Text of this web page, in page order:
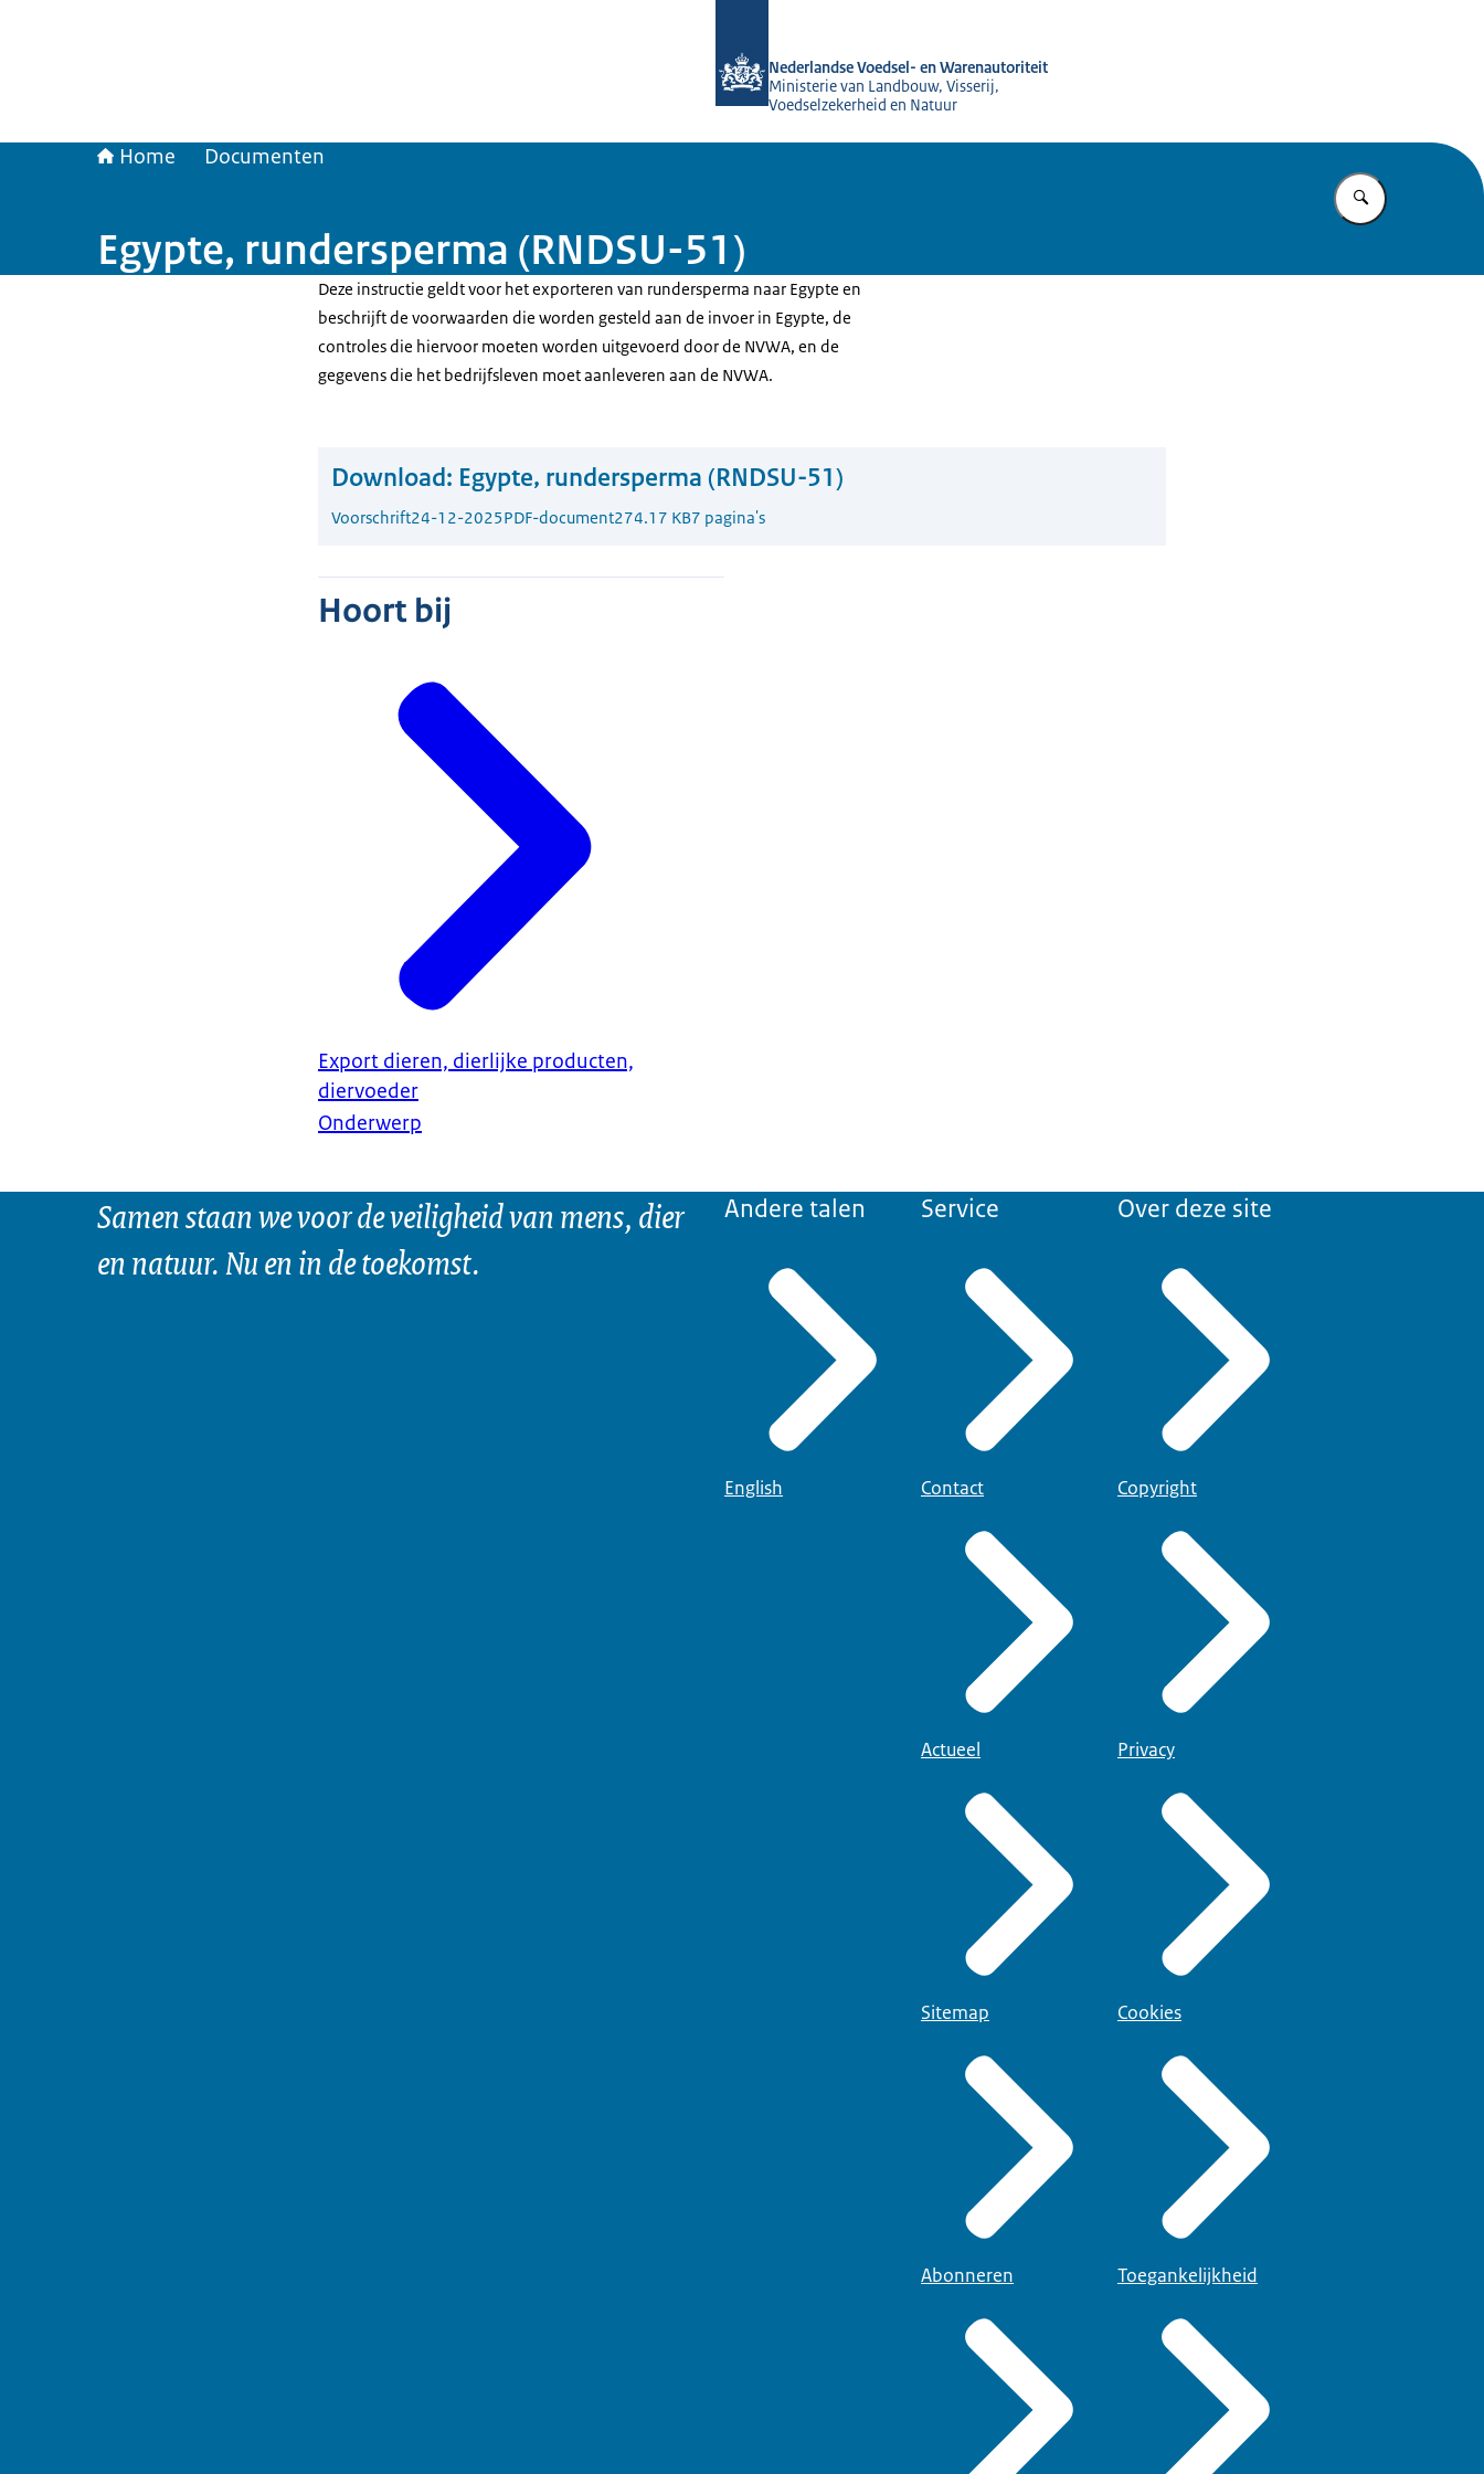
Nederlandse Voedsel- en Warenautoriteit
Ministerie van Landbouw, Visserij,
Voedselzekerheid en Natuur
Home Documenten
Vul in wat u
Egypte, rundersperma (RNDSU-51)
Deze instructie geldt voor het exporteren van rundersperma naar Egypte en
beschrijft de voorwaarden die worden gesteld aan de invoer in Egypte, de
controles die hiervoor moeten worden uitgevoerd door de NVWA, en de
gegevens die het bedrijfsleven moet aanleveren aan de NVWA.
Download: Egypte, rundersperma (RNDSU-51)
Voorschrift24-12-2025PDF-document274.17 KB7 pagina's
Hoort bij
Export dieren, dierlijke producten,
diervoeder
Onderwerp
Samen staan we voor de veiligheid van mens, dier
en natuur. Nu en in de toekomst.
Andere talen
English
Service
Contact
Actueel
Sitemap
Abonneren
Over deze site
Copyright
Privacy
Cookies
Toegankelijkheid